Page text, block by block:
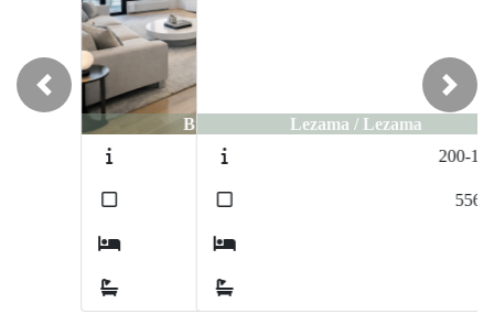
Lezama / Lezama
Previous Next